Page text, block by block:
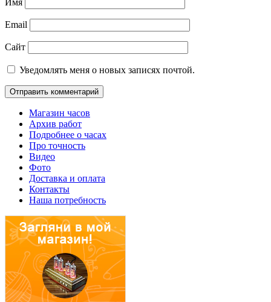
Email
Сайт
Уведомлять меня о новых записях почтой.
Магазин часов
Архив работ
Подробнее о часах
Про точность
Видео
Фото
Доставка и оплата
Контакты
Наша потребность